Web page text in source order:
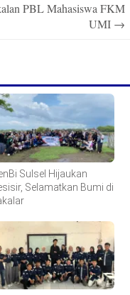
PBL Mahasiswa FKM
UMI →
Sulsel Hijaukan
Selamatkan Bumi di